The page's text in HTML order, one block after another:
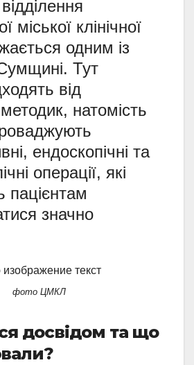
міської клінічної
одним із
Тут
від
натомість
ендоскопічні та
операції, які
пацієнтам
значно
фото ЦМКЛ
досвідом та що